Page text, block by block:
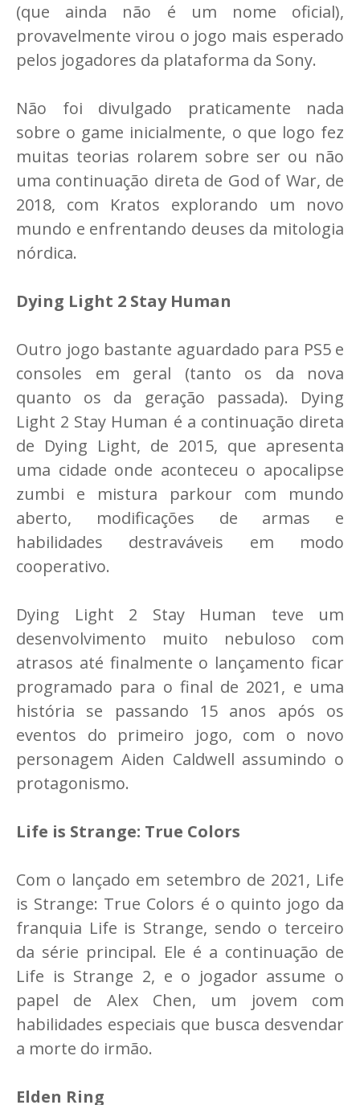
(que ainda não é um nome oficial),
provavelmente virou o jogo mais esperado
pelos jogadores da plataforma da Sony.
Não foi divulgado praticamente nada
sobre o game inicialmente, o que logo fez
muitas teorias rolarem sobre ser ou não
uma continuação direta de God of War, de
2018, com Kratos explorando um novo
mundo e enfrentando deuses da mitologia
nórdica.
Dying Light 2 Stay Human
Outro jogo bastante aguardado para PS5 e
consoles em geral (tanto os da nova
quanto os da geração passada). Dying
Light 2 Stay Human é a continuação direta
de Dying Light, de 2015, que apresenta
uma cidade onde aconteceu o apocalipse
zumbi e mistura parkour com mundo
aberto, modificações de armas e
habilidades destraváveis em modo
cooperativo.
Dying Light 2 Stay Human teve um
desenvolvimento muito nebuloso com
atrasos até finalmente o lançamento ficar
programado para o final de 2021, e uma
história se passando 15 anos após os
eventos do primeiro jogo, com o novo
personagem Aiden Caldwell assumindo o
protagonismo.
Life is Strange: True Colors
Com o lançado em setembro de 2021, Life
is Strange: True Colors é o quinto jogo da
franquia Life is Strange, sendo o terceiro
da série principal. Ele é a continuação de
Life is Strange 2, e o jogador assume o
papel de Alex Chen, um jovem com
habilidades especiais que busca desvendar
a morte do irmão.
Elden Ring